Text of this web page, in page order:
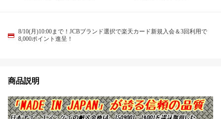
8/10(月)10:00まで！JCBブランド選択で楽天カード新規入会＆3回利用で
8,000ポイント進呈！
商品説明